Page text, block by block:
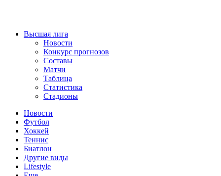
Высшая лига
Новости
Конкурс прогнозов
Составы
Матчи
Таблица
Статистика
Стадионы
Новости
Футбол
Хоккей
Теннис
Биатлон
Другие виды
Lifestyle